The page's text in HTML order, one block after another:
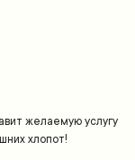
желаемую услугу
хлопот!